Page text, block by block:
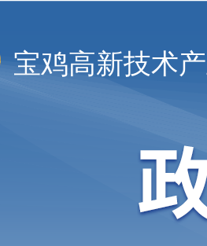
宝鸡高新技术